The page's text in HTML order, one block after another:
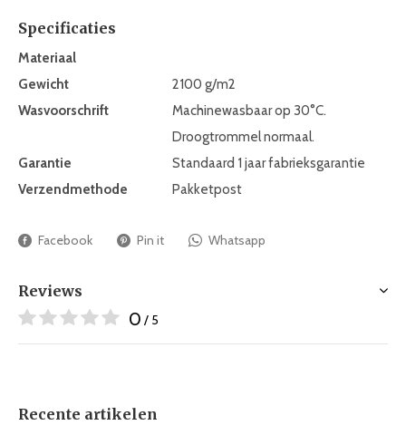
Specificaties
Materiaal
Gewicht
2100 g/m2
Wasvoorschrift
Machinewasbaar op 30°C.
Droogtrommel normaal.
Garantie
Standaard 1 jaar fabrieksgarantie
Verzendmethode
Pakketpost
Facebook Pin it Whatsapp
Reviews
0 / 5
Recente artikelen